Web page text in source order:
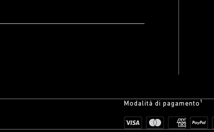
Modalità di pagamento¹